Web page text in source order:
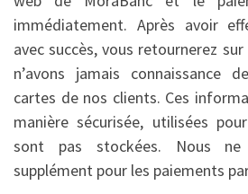
immédiatement. Après avoir
avec succès, vous retournerez
n’avons jamais connaissance
cartes de nos clients. Ces
manière sécurisée, utilisées
sont pas stockées. Nous
supplément pour les paiements